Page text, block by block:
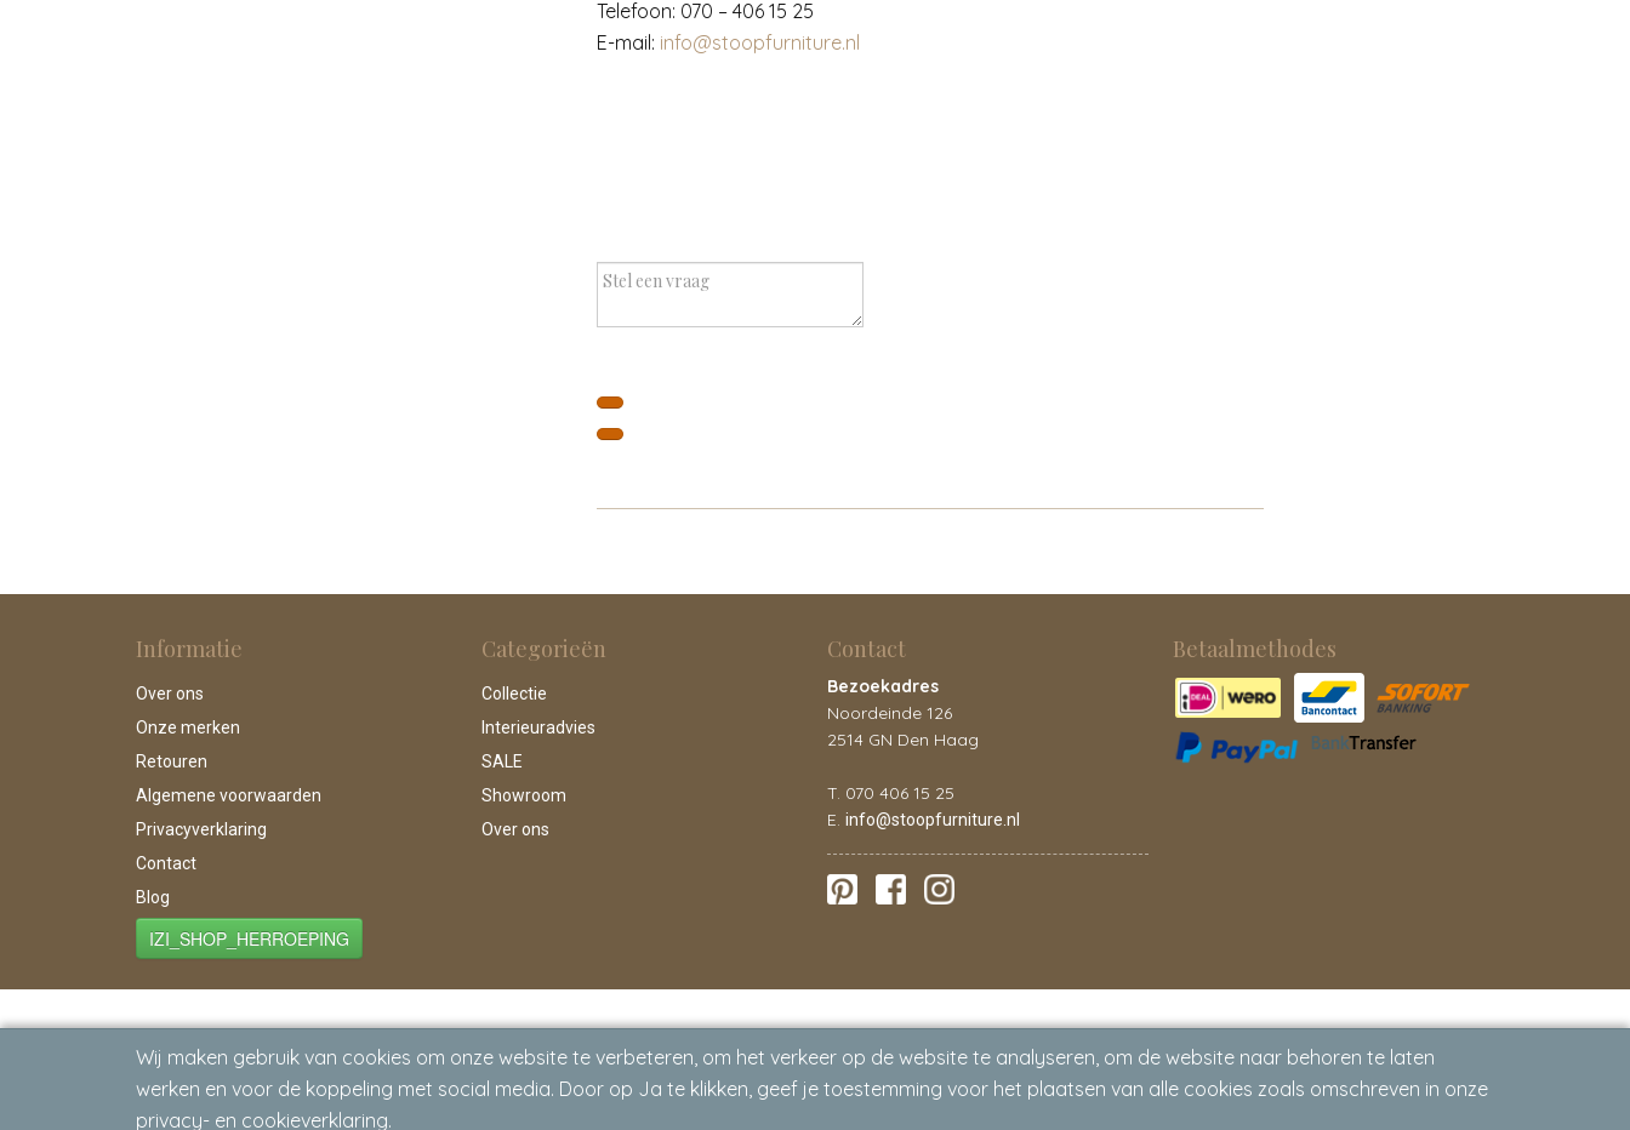
Telefoon: 070 – 406 15 25
E-mail: info@stoopfurniture.nl
Informatie
Over ons
Onze merken
Retouren
Algemene voorwaarden
Privacyverklaring
Contact
Blog
IZI_SHOP_HERROEPING
Categorieën
Collectie
Interieuradvies
SALE
Showroom
Over ons
Contact
Bezoekadres
Noordeinde 126
2514 GN Den Haag
T. 070 406 15 25
E. info@stoopfurniture.nl
Betaalmethodes
Wij maken gebruik van cookies om onze website te verbeteren, om het verkeer op de website te analyseren, om de website naar behoren te laten
werken en voor de koppeling met social media. Door op Ja te klikken, geef je toestemming voor het plaatsen van alle cookies zoals omschreven in onze
privacy- en cookieverklaring.